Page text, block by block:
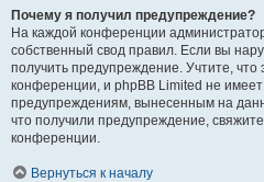
Почему я получил предупреждение?
На каждой конференции
собственный свод правил. Если вы
получить предупреждение. Учтите,
конференции, и phpBB Limited не имеет
предупреждениям, вынесенным на
что получили предупреждение,
конференции.
Вернуться к началу